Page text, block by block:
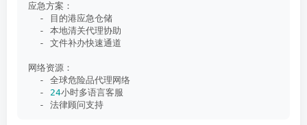
应急方案：
  - 目的港应急仓储
  - 本地清关代理协助
  - 文件补办快速通道
网络资源：
  - 全球危险品代理网络
  -
24小时多语言客服
  - 法律顾问支持